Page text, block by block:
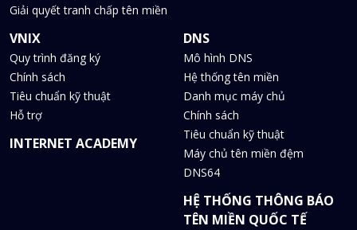
Giải quyết tranh chấp tên miền
VNIX
Quy trình đăng ký
Chính sách
Tiêu chuẩn kỹ thuật
Hỗ trợ
INTERNET ACADEMY
DNS
Mô hình DNS
Hệ thống tên miền
Danh mục máy chủ
Chính sách
Tiêu chuẩn kỹ thuật
Máy chủ tên miền đệm
DNS64
HỆ THỐNG THÔNG BÁO
TÊN MIỀN QUỐC TẾ